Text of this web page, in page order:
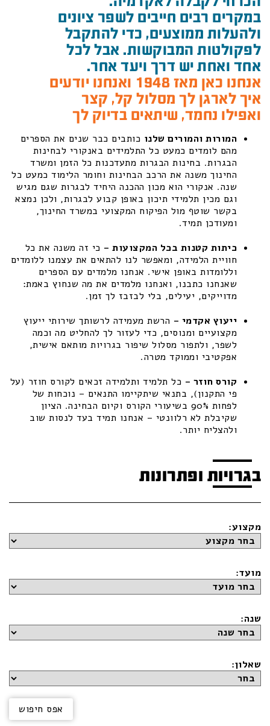
במקרים רבים חייבים לשפר ציונים
ולהעלות ממוצעים, כדי להתקבל
לפקולטות המבוקשות. אבל לכל
אחד ואחת יש דרך ויעד אחר.
אנחנו כאן מאז 1948 ואנחנו יודעים
איך לארגן לך מסלול קל, קצר
ואפילו נחמד, שיתאים בדיוק לך
המורות והמורים שלנו כותבים כבר שנים את הספרים
מהם לומדים כמעט כל התלמידים באנקורי לבחינות
הבגרות. בחינות הבגרות מתעדכנות כל הזמן ומשרד
החינוך משנה את הרכב הבחינות וחומר הלימוד כמעט כל
שנה. אנקורי הוא מכון ההכנה היחיד לבגרות שגם מגיש
וגם מכין תלמידי תיכון באופן קבוע לבגרות, ולכן נמצא
בקשר שוטף מול הפיקוח המקצועי במשרד החינוך,
ומעודכן תמיד.
כיתות קטנות בכל המקצועות – כי זה משנה את כל
חוויית הלמידה, ומאפשר לנו להתאים את עצמנו ללומדים
וללומדות באופן אישי. אנחנו מלמדים עם הספרים
שאנחנו כתבנו, ואנחנו מלמדים את מה שנחוץ באמת:
מדוייקים, יעילים, בלי לבזבז לך זמן.
ייעוץ אקדמי – הרשת מעמידה לרשותך שירותי ייעוץ
מקצועיים ומנוסים, כדי לעזור לך להחליט מה וכמה
לשפר, ולתפור מסלול שיפור בגרויות מותאם אישית,
אפקטיבי וממוקד מטרה.
קורס חוזר – כל תלמיד ותלמידה זכאים לקורס חוזר (על
פי התקנון), בתנאי שיתקיימו התנאים – נוכחות של
לפחות 90% בשיעורי הקורס וקיום הבחינה. הציון
שקיבלת לא רלוונטי – אנחנו תמיד בעד לנסות שוב
ולהצליח יותר.
בגרויות ופתרונות
מקצוע:
מועד:
שנה:
שאלון: